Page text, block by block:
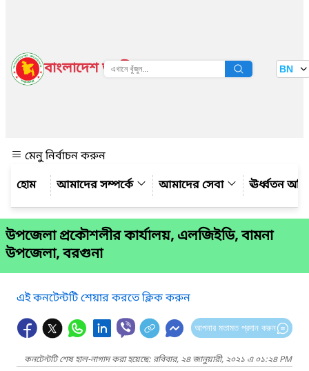
বাংলাদেশ জাতীয় তথ্য বাতায়ন BN
মেনু নির্বাচন করুন
আমাদের সম্পর্কে
আমাদের সেবা ঊর্ধ্বতন
উপজেলা প্রকৌশলীর কার্যালয়, এলজিইডি, বামনা
উপজেলা, বরগুনা
এই কনটেন্টটি শেয়ার করতে ক্লিক করুন
আপনার মতামত প্রদান করুন
কনটেন্টটি শেষ হাল-নাগাদ করা হয়েছে: রবিবার, ২৪ জানুয়ারী, ২০২১ এ ০১:২৪ PM